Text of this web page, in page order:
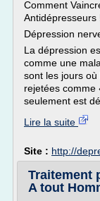
Comment
Antidépresseurs
Dépression
La dépression
comme une
sont les jours
rejetées comme
seulement est
Lire la suite
Site : http://
Traitement
A tout